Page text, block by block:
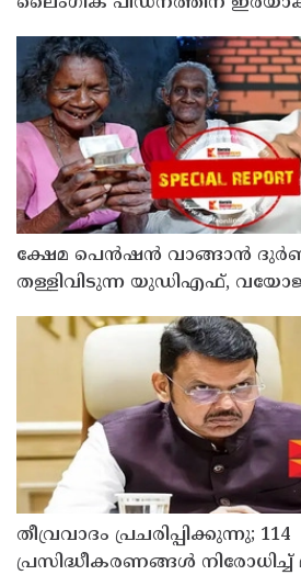
ക്ഷേമ പെന്‍ഷന്‍ വാങ്ങാന്‍
തള്ളിവിടുന്ന യുഡിഎഫ്,
ലാഭത്തിനുവേണ്ടി പാവങ്ങളെ
ദുരിതത്തിലാക്കണോ?
തീവ്രവാദം പ്രചരിപ്പിക്കുന്നു; 114
പ്രസിദ്ധീകരണങ്ങൾ നിരോധിച്ച്